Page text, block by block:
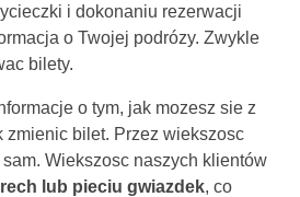
i dokonaniu rezerwacji
o Twojej podrózy. Zwykle
bilety.
o tym, jak mozesz sie z
zmienic bilet. Przez wiekszosc
Wiekszosc naszych klientów
lub pieciu gwiazdek, co